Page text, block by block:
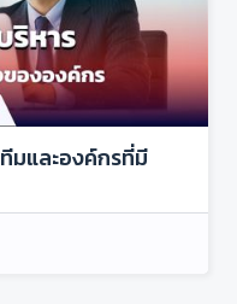
มและองค์กรที่มี